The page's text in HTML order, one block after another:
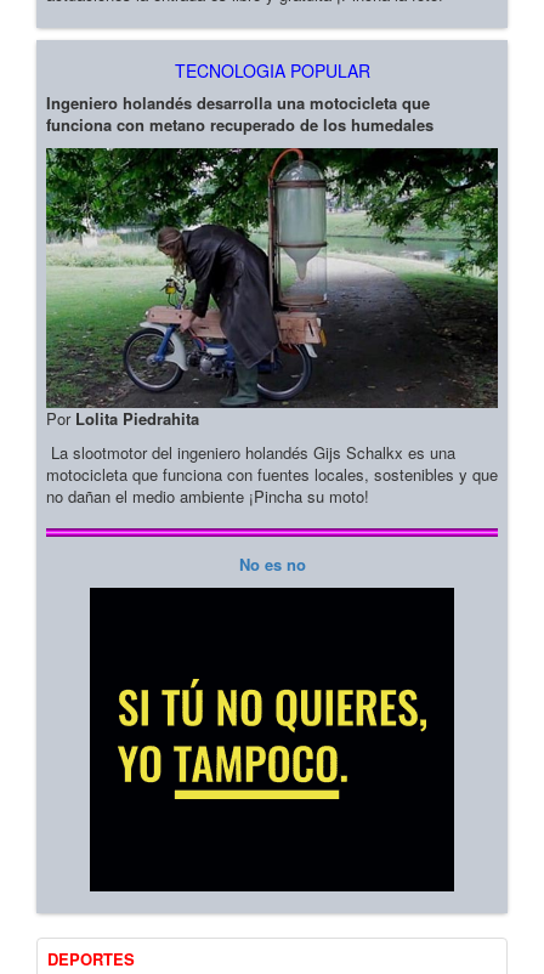
TECNOLOGIA POPULAR
Ingeniero holandés desarrolla una motocicleta que
funciona con metano recuperado de los humedales
Por Lolita Piedrahita
La slootmotor del ingeniero holandés Gijs Schalkx es una
motocicleta que funciona con fuentes locales, sostenibles y que
no dañan el medio ambiente ¡Pincha su moto!
No es no
DEPORTES